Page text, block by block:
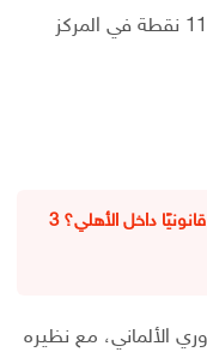
السابع، في حين رفع يونيون رصيده إلى 11 نقطة في المركز
أخبار الأهلي: ماذا ينتظر قندوسي قانونيًا داخل الأهلي؟ 3
الألماني، مع نظيره